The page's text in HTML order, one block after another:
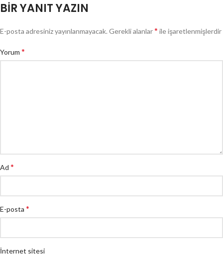
BIR YANIT YAZIN
E-posta adresiniz yayınlanmayacak. Gerekli alanlar* ile işaretlenmişlerdir
Yorum *
Ad *
E-posta *
İnternet sitesi